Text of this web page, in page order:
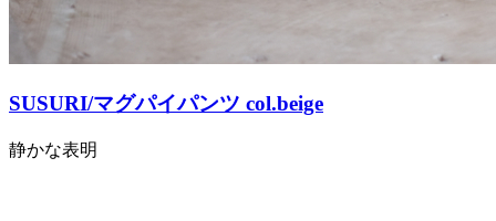
SUSURI/マグパイパンツ col.beige
静かな表明